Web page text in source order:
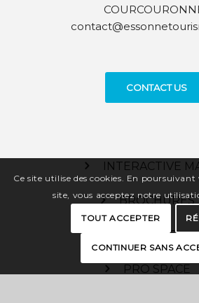
CONTACT US
INTERACTIVE
BROCHURES
PRESS
PRO SPACE
Ce site utilise des cookies. En
site, vous acceptez notre
TOUT ACCEPTER
CONTINUER SANS